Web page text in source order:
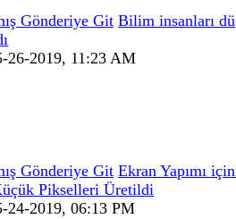
Bilim insanları
26-2019, 11:23 AM
Ekran Yapımı
Pikselleri Üretildi
24-2019, 06:13 PM